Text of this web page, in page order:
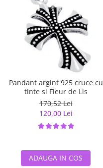
Pandant argint 925 cruce cu
tinte si Fleur de Lis
170,52 Lei
120,00 Lei
ADAUGA IN COS